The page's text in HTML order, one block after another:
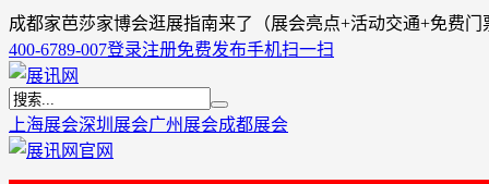
成都家芭莎家博会逛展指南来了（展会亮点+活动交通+免费门
400-6789-007登录注册免费发布手机扫一扫
上海展会深圳展会广州展会成都展会